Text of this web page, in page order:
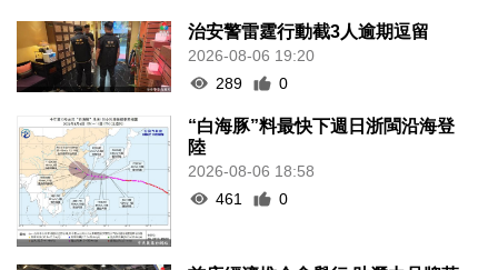
治安警雷霆行動截3人逾期逗留
2026-08-06 19:20
289
0
“白海豚”料最快下週日浙閩沿海登
陸
2026-08-06 18:58
461
0